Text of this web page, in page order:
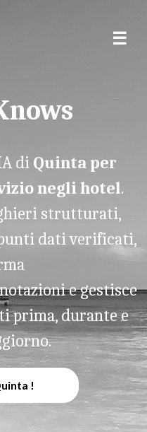
di Quinta per
negli hotel.
strutturati,
dati verificati,
e gestisce
prima, durante e
!